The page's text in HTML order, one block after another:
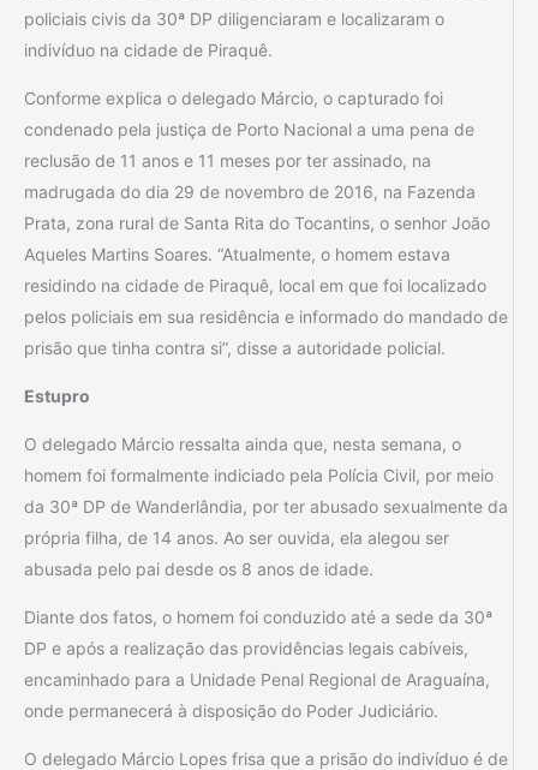
policiais civis da 30ª DP diligenciaram e localizaram o
indivíduo na cidade de Piraquê.
Conforme explica o delegado Márcio, o capturado foi
condenado pela justiça de Porto Nacional a uma pena de
reclusão de 11 anos e 11 meses por ter assinado, na
madrugada do dia 29 de novembro de 2016, na Fazenda
Prata, zona rural de Santa Rita do Tocantins, o senhor João
Aqueles Martins Soares. “Atualmente, o homem estava
residindo na cidade de Piraquê, local em que foi localizado
pelos policiais em sua residência e informado do mandado de
prisão que tinha contra si”, disse a autoridade policial.
Estupro
O delegado Márcio ressalta ainda que, nesta semana, o
homem foi formalmente indiciado pela Polícia Civil, por meio
da 30ª DP de Wanderlândia, por ter abusado sexualmente da
própria filha, de 14 anos. Ao ser ouvida, ela alegou ser
abusada pelo pai desde os 8 anos de idade.
Diante dos fatos, o homem foi conduzido até a sede da 30ª
DP e após a realização das providências legais cabíveis,
encaminhado para a Unidade Penal Regional de Araguaína,
onde permanecerá à disposição do Poder Judiciário.
O delegado Márcio Lopes frisa que a prisão do indivíduo é de